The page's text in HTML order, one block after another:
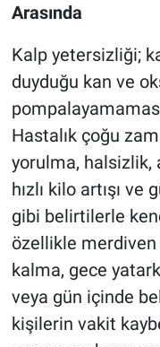
Arasında
Kalp yetersizliği;
duyduğu kan ve
Hastalık çoğu
yorulma, halsizlik,
hızlı kilo artışı
gibi belirtilerle
özellikle merdiven
kalma, gece
veya gün içinde
kişilerin vakit